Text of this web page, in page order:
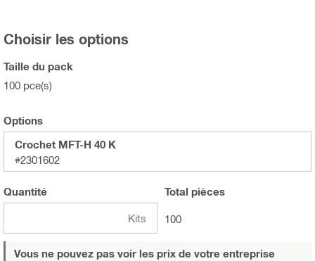
Choisir les options
Taille du pack
100 pce(s)
Options
Crochet MFT-H 40 K
#2301602
Quantité
Kits
Total pièces
100
Vous ne pouvez pas voir les prix de votre entreprise